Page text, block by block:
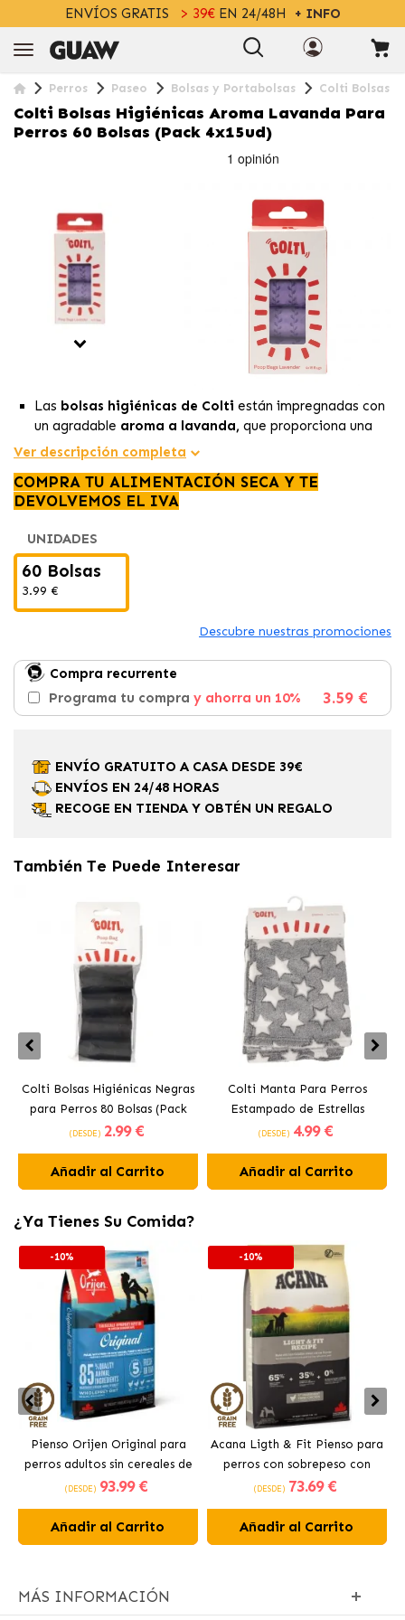
ENVÍOS GRATIS > 39€EN 24/48H + INFO
Perros Paseo Bolsas y Portabolsas Colti Bolsas
Colti Bolsas Higiénicas Aroma Lavanda Para
Perros 60 Bolsas (Pack 4x15ud)
Las bolsas higiénicas de Colti están impregnadas con
un agradable aroma a lavanda, que proporciona una
experiencia más placentera durante su uso y ayuda a
controlar los olores
Estas bolsas sonfácilmente separablesy poseen una
resistencia excepcional
Incluye 4rollos de 15 bolsas
Ver descripción completa
COMPRA TU ALIMENTACIÓN SECA Y TE
DEVOLVEMOS EL IVA
UNIDADES
60 Bolsas
3.99 €
Descubre nuestras promociones
Compra recurrente
Programa tu compra y ahorra un 10% 3.59 €
ENVÍO GRATUITO A CASA DESDE 39€
ENVÍOS EN 24/48 HORAS
RECOGE EN TIENDA Y OBTÉN UN REGALO
También Te Puede Interesar
Colti Bolsas Higiénicas Negras
para Perros 80 Bolsas (Pack
4x20ud)
(DESDE) 2.99 €
Añadir al Carrito
Colti Manta Para Perros
Estampado de Estrellas
(DESDE) 4.99 €
Añadir al Carrito
¿Ya Tienes Su Comida?
-10%
Pienso Orijen Original para
perros adultos sin cereales de
pollo
(DESDE) 93.99 €
Añadir al Carrito
-10%
Acana Ligth & Fit Pienso para
perros con sobrepeso con
pollo fresco
(DESDE) 73.69 €
Añadir al Carrito
MÁS INFORMACIÓN